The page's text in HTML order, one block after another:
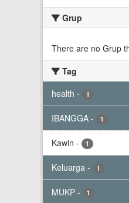
Grup
There are no Grup
Tag
health - 1
IBANGGA - 1
Kawin - 1
Keluarga - 1
MUKP - 1